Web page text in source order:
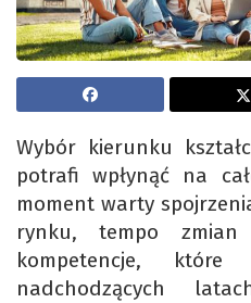
Wybór kierunku
potrafi wpłynąć na
moment warty
rynku, tempo
kompetencje,
nadchodzących